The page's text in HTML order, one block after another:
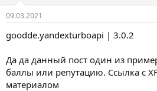
:
09.03.2021
goodde.yandexturboapi | 3.0.2
Да да данный пост один из
баллы или репутацию. Ссылка с
материалом